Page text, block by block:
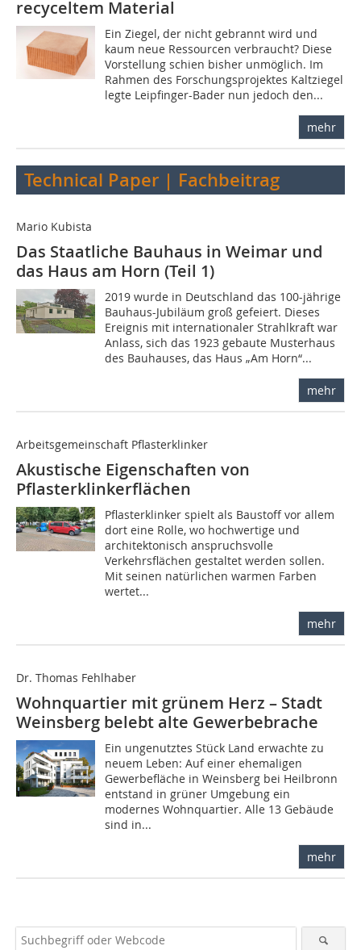
recyceltem Material
Ein Ziegel, der nicht gebrannt wird und
kaum neue Ressourcen verbraucht? Diese
Vorstellung schien bisher unmöglich. Im
Rahmen des Forschungsprojektes Kaltziegel
legte Leipfinger-Bader nun jedoch den...
mehr
Technical Paper | Fachbeitrag
Mario Kubista
Das Staatliche Bauhaus in Weimar und
das Haus am Horn (Teil 1)
2019 wurde in Deutschland das 100-jährige
Bauhaus-Jubiläum groß gefeiert. Dieses
Ereignis mit internationaler Strahlkraft war
Anlass, sich das 1923 gebaute Musterhaus
des Bauhauses, das Haus „Am Horn“...
mehr
Arbeitsgemeinschaft Pflasterklinker
Akustische Eigenschaften von
Pflasterklinkerflächen
Pflasterklinker spielt als Baustoff vor allem
dort eine Rolle, wo hochwertige und
architektonisch anspruchsvolle
Verkehrsflächen gestaltet werden sollen.
Mit seinen natürlichen warmen Farben
wertet...
mehr
Dr. Thomas Fehlhaber
Wohnquartier mit grünem Herz – Stadt
Weinsberg belebt alte Gewerbebrache
Ein ungenutztes Stück Land erwachte zu
neuem Leben: Auf einer ehemaligen
Gewerbefläche in Weinsberg bei Heilbronn
entstand in grüner Umgebung ein
modernes Wohnquartier. Alle 13 Gebäude
sind in...
mehr